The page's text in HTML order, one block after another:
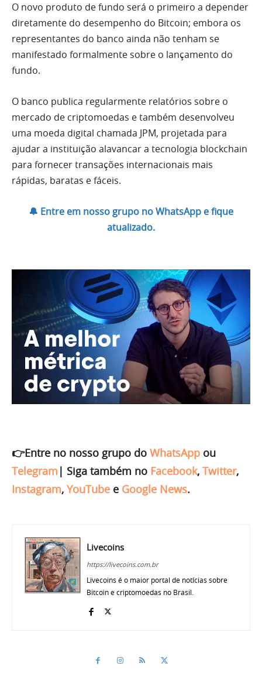
O novo produto de fundo será o primeiro a depender
diretamente do desempenho do Bitcoin; embora os
representantes do banco ainda não tenham se
manifestado formalmente sobre o lançamento do
fundo.
O banco publica regularmente relatórios sobre o
mercado de criptomoedas e também desenvolveu
uma moeda digital chamada JPM, projetada para
ajudar a instituição alavancar a tecnologia blockchain
para fornecer transações internacionais mais
rápidas, baratas e fáceis.
🔔 Entre em nosso grupo no WhatsApp e fique
atualizado.
👉Entre no nosso grupo do WhatsApp ou
Telegram | Siga também no Facebook, Twitter,
Instagram, YouTube e Google News.
Livecoins
https://livecoins.com.br
Livecoins é o maior portal de notícias sobre
Bitcoin e criptomoedas no Brasil.